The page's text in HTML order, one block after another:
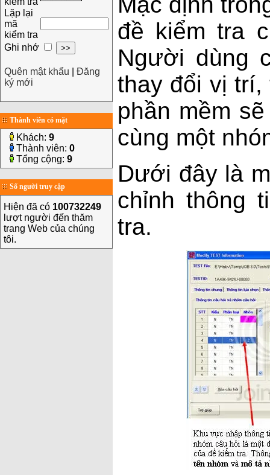
Lặp lại
mã
kiểm tra
Ghi nhớ
Quên mật khẩu
Đăng
ký mới
Thành viên có mặt
Khách: 9
Thành viên: 0
Tổng cộng: 9
Số người truy cập
Hiện đã có 100732249
lượt người đến thăm
trang Web của chúng
tôi.
đề kiểm tra
Người dùng
thay đổi vị
phần mềm
cùng một
Dưới đây là
chỉnh thông
tra.